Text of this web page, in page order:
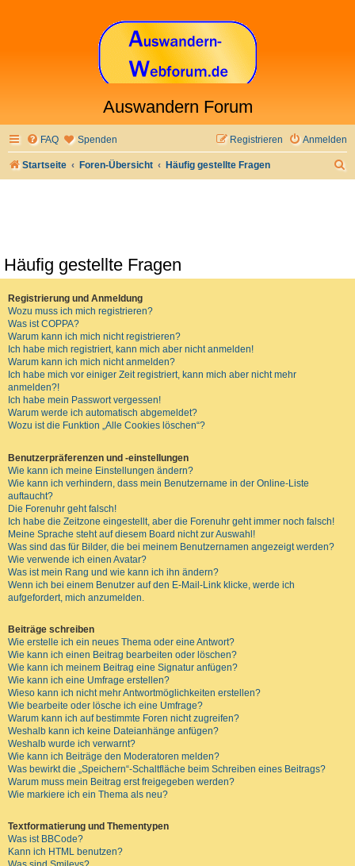
Auswandern Forum
FAQ Spenden Anmelden
Registrieren
Startseite Foren-Übersicht Häufig gestellte Fragen
Häufig gestellte Fragen
Registrierung und Anmeldung
Wozu muss ich mich registrieren?
Was ist COPPA?
Warum kann ich mich nicht registrieren?
Ich habe mich registriert, kann mich aber nicht anmelden!
Warum kann ich mich nicht anmelden?
Ich habe mich vor einiger Zeit registriert, kann mich aber nicht mehr
anmelden?!
Ich habe mein Passwort vergessen!
Warum werde ich automatisch abgemeldet?
Wozu ist die Funktion „Alle Cookies löschen“?
Benutzerpräferenzen und -einstellungen
Wie kann ich meine Einstellungen ändern?
Wie kann ich verhindern, dass mein Benutzername in der Online-Liste
auftaucht?
Die Forenuhr geht falsch!
Ich habe die Zeitzone eingestellt, aber die Forenuhr geht immer noch falsch!
Meine Sprache steht auf diesem Board nicht zur Auswahl!
Was sind das für Bilder, die bei meinem Benutzernamen angezeigt werden?
Wie verwende ich einen Avatar?
Was ist mein Rang und wie kann ich ihn ändern?
Wenn ich bei einem Benutzer auf den E-Mail-Link klicke, werde ich
aufgefordert, mich anzumelden.
Beiträge schreiben
Wie erstelle ich ein neues Thema oder eine Antwort?
Wie kann ich einen Beitrag bearbeiten oder löschen?
Wie kann ich meinem Beitrag eine Signatur anfügen?
Wie kann ich eine Umfrage erstellen?
Wieso kann ich nicht mehr Antwortmöglichkeiten erstellen?
Wie bearbeite oder lösche ich eine Umfrage?
Warum kann ich auf bestimmte Foren nicht zugreifen?
Weshalb kann ich keine Dateianhänge anfügen?
Weshalb wurde ich verwarnt?
Wie kann ich Beiträge den Moderatoren melden?
Was bewirkt die „Speichern“-Schaltfläche beim Schreiben eines Beitrags?
Warum muss mein Beitrag erst freigegeben werden?
Wie markiere ich ein Thema als neu?
Textformatierung und Thementypen
Was ist BBCode?
Kann ich HTML benutzen?